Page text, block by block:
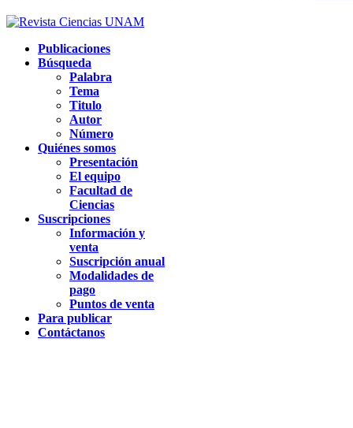
Publicaciones
Búsqueda
Palabra
Tema
Titulo
Autor
Número
Quiénes somos
Presentación
El equipo
Facultad de
Ciencias
Suscripciones
Información y
venta
Suscripción anual
Modalidades de
pago
Puntos de venta
Para publicar
Contáctanos